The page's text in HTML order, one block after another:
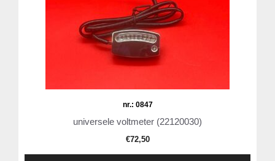
nr.: 0847
universele voltmeter (22120030)
€72,50